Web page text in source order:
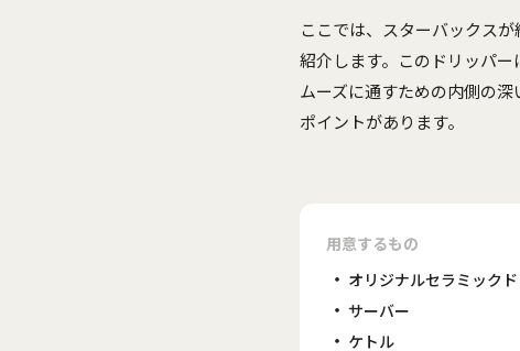
ここでは、スターバックス
紹介します。このドリッパ
ムーズに通すための内側の
ポイントがあります。
用意するもの
オリジナルセラミック
サーバー
ケトル